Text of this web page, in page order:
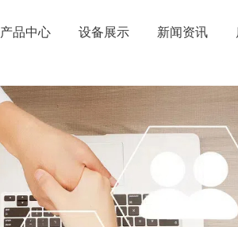
产品中心 设备展示 新闻资讯